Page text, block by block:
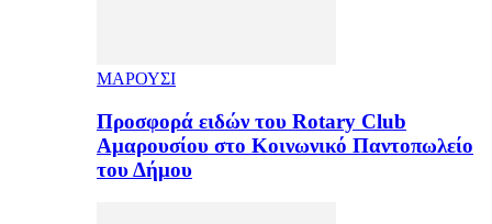
ΜΑΡΟΥΣΙ
Προσφορά ειδών του Rotary Club
Αμαρουσίου στο Κοινωνικό Παντοπωλείο
του Δήμου